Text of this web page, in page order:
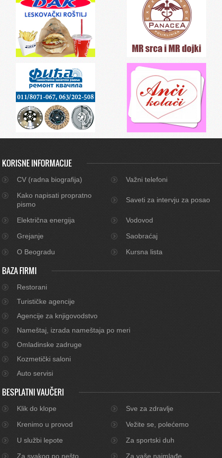
KORISNE INFORMACIJE
CV (radna biografija)
Važni telefoni
Kako napisati propratno
pismo
Saveti za intervju za posao
Električna energija
Vodovod
Grejanje
Saobraćaj
O Beogradu
Kursna lista
BAZA FIRMI
Restorani
Turističke agencije
Agencije za knjigovodstvo
Nameštaj, izrada nameštaja po meri
Omladinske zadruge
Kozmetički saloni
Auto servisi
BESPLATNI VAUČERI
Klik do klope
Sve za zdravlje
Krenimo u provod
Vežite se, polećemo
U službi lepote
Za sportski duh
Za svakog po nešto
Za vaše najmlađe